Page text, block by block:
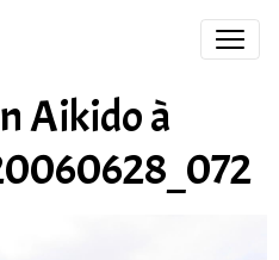
Aikido à